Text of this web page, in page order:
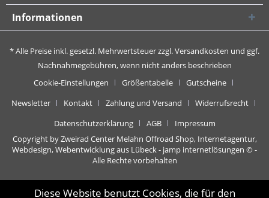
Informationen
* Alle Preise inkl. gesetzl. Mehrwertsteuer zzgl.Versandkosten und ggf.
Nachnahmegebühren, wenn nicht anders beschrieben
Cookie-Einstellungen
Größentabelle
Gutscheine
Newsletter
Kontakt Zahlung und Versand
Widerrufsrecht
Datenschutzerklärung
AGB
Impressum
Copyright by Zweirad Center Melahn Offroad Shop, Internetagentur,
Webdesign, Webentwicklung aus Lübeck - jamp internetlösungen © -
Alle Rechte vorbehalten
Diese Website benutzt Cookies, die für den